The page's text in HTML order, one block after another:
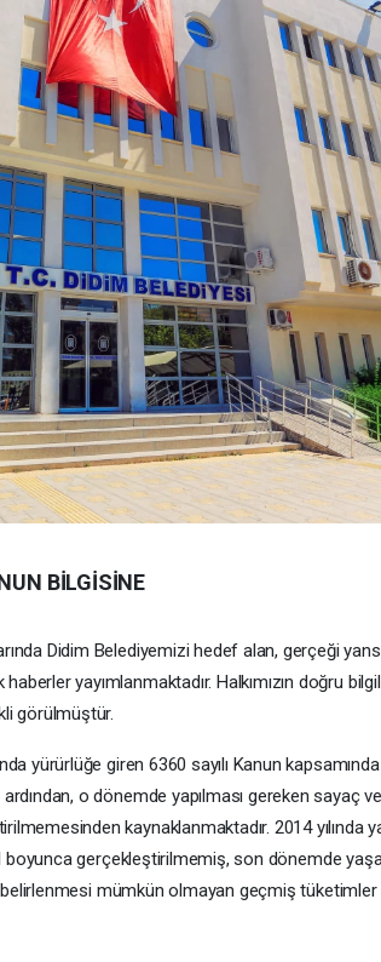
BİLGİSİNE
Didim Belediyemizi hedef alan, gerçeği
yayımlanmaktadır. Halkımızın doğru
görülmüştür.
yürürlüğe giren 6360 sayılı Kanun
o dönemde yapılması gereken sayaç
kaynaklanmaktadır. 2014 yılında
boyunca gerçekleştirilmemiş, son dönemde
belirlenmesi mümkün olmayan geçmiş